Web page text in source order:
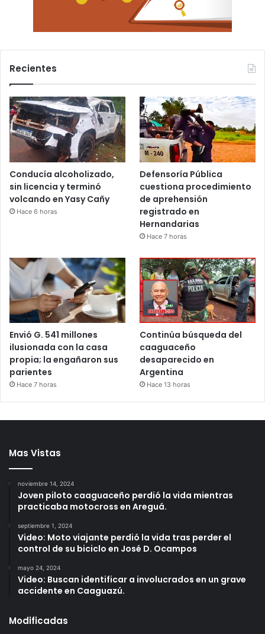
Recientes
Conducía alcoholizado,
sin licencia y terminó
volcando en Yasy Cañy
Hace 6 horas
Defensoría Pública
cuestiona procedimiento
de aprehensión
registrado en
Hernandarias
Hace 7 horas
Envió G. 541 millones
ilusionada con la casa
propia; la engañaron sus
parientes
Hace 7 horas
Continúa búsqueda del
caaguaceño
desaparecido en
Argentina
Hace 13 horas
Mas Vistas
noviembre 14, 2024
Joven piloto caaguaceño perdió la vida mientras
practicaba motocross en Areguá.
septiembre 1, 2024
Video: Moto viajante perdió la vida tras perder el
control de su biciclo en José D. Ocampos
mayo 24, 2024
Video: Buscan identificar a involucrados en un grave
accidente en Caaguazú.
Modificadas